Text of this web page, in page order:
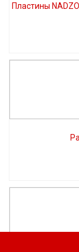
Пластины